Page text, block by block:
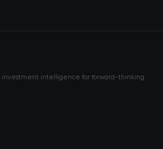
investment intelligence for forward-thinking